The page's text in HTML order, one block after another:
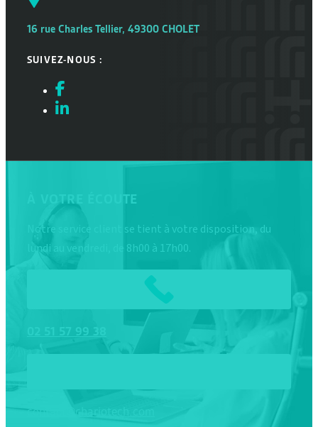
16 rue Charles Tellier, 49300 CHOLET
SUIVEZ-NOUS :
À VOTRE ÉCOUTE
Notre service client se tient à votre disposition, du
lundi au vendredi, de 8h00 à 17h00.
99 38
contact@chariotech.com